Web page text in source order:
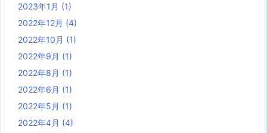
2023年1月 (1)
2022年12月 (4)
2022年10月 (1)
2022年9月 (1)
2022年8月 (1)
2022年6月 (1)
2022年5月 (1)
2022年4月 (4)